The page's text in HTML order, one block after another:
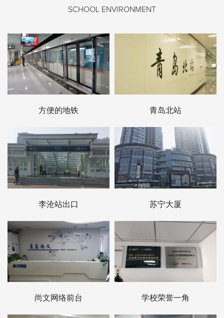
SCHOOL ENVIRONMENT
方便的地铁 青岛北站
李沧站出口 苏宁大厦
尚文网络前台 学校荣誉一角